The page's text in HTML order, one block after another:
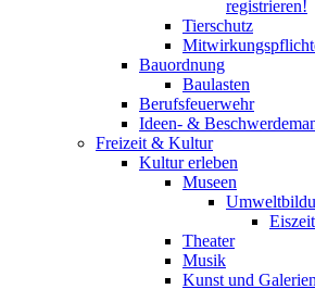
registrieren!
Tierschutz
Bauordnung
Baulasten
Berufsfeuerwehr
Ideen- &
Freizeit & Kultur
Kultur erleben
Museen
Theater
Musik
Kunst und Galerien